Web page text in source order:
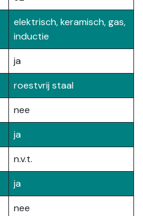
elektrisch, keramisch, gas,
inductie
ja
roestvrij staal
nee
ja
n.v.t.
ja
nee